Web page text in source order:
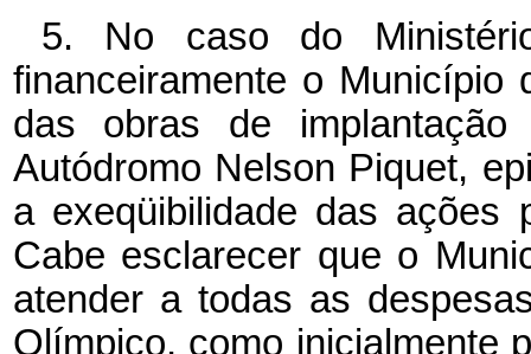
5. No caso do
financeiramente o
das obras de
Autódromo Nelson Piquet,
a exeqüibilidade das ações
Cabe esclarecer que o
atender a todas as
Olímpico, como inicialmente